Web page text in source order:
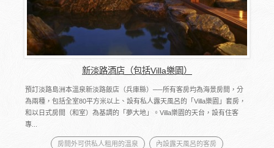
新淡路酒店（包括Villa樂園）
預訂淡路島洲本溫泉新淡路飯店（兵庫縣）──所有客房均為海景房間，分
為兩種，包括全室80平方米以上、設有私人露天風呂的「Villa樂園」套房，
和以日式房間（和室）為基調的「夢大地」。Villa樂園的天台，設有住客
專...
房間外可供私人租用的溫泉 內設露天風呂的客房